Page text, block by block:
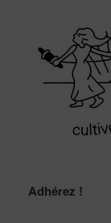
Adhérez !